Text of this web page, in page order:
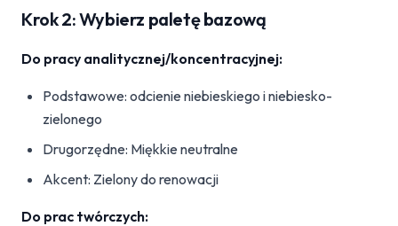
Krok 2: Wybierz paletę bazową
Do pracy analitycznej/koncentracyjnej:
Podstawowe: odcienie niebieskiego i niebiesko-
zielonego
Drugorzędne: Miękkie neutralne
Akcent: Zielony do renowacji
Do prac twórczych: